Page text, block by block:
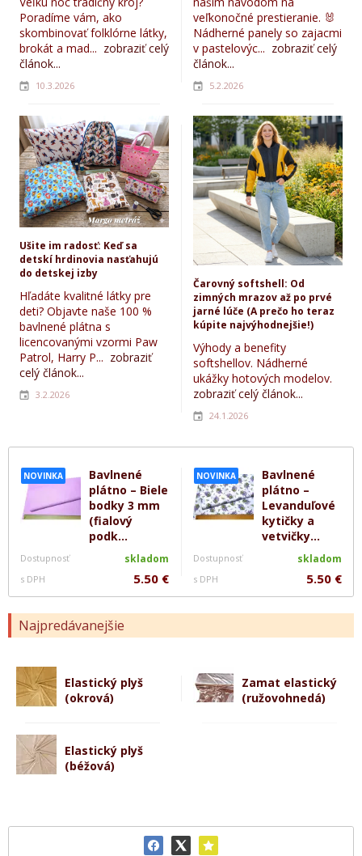
NOVINKA
Bavlnené
plátno – Biele
bodky 3 mm
(fialový
podk...
Dostupnosť skladom
s DPH 5.50 €
NOVINKA
Bavlnené
plátno –
Levanduľové
kytičky a
vetvičky...
Dostupnosť skladom
s DPH 5.50 €
Najpredávanejšie
Elastický plyš
(okrová)
Zamat elastický
(ružovohnedá)
Elastický plyš
(béžová)
Poradíme vám, ako
skombinovať folklórne látky,
brokát a mad... zobraziť celý
článok...
10.3.2026
veľkonočné prestieranie. 🐰
Nádherné panely so zajacmi
v pastelovýc... zobraziť celý
článok...
5.2.2026
Ušite im radosť: Keď sa
detskí hrdinovia nasťahujú
do detskej izby
Hľadáte kvalitné látky pre
deti? Objavte naše 100 %
bavlnené plátna s
licencovanými vzormi Paw
Patrol, Harry P... zobraziť
celý článok...
3.2.2026
Čarovný softshell: Od
zimných mrazov až po prvé
jarné lúče (A prečo ho teraz
kúpite najvýhodnejšie!)
Výhody a benefity
softshellov. Nádherné
ukážky hotových modelov.
zobraziť celý článok...
24.1.2026